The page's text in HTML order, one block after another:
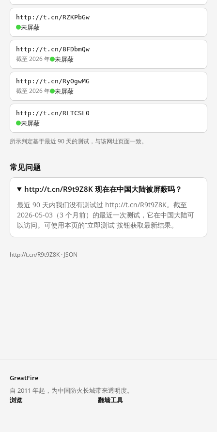
http://t.cn/RZKPbGw
未屏蔽
http://t.cn/8FDbmQw
截至 2026 年 未屏蔽
http://t.cn/RyOgwMG
截至 2026 年 未屏蔽
http://t.cn/RLTCSL0
未屏蔽
所示判定基于最近 90 天的测试，与该网址页面一致。
常见问题
http://t.cn/R9t9Z8K 现在在中国大陆被屏蔽吗？
最近 90 天内我们没有测试过 http://t.cn/R9t9Z8K。截至
2026-05-03（3 个月前）的最近一次测试，它在中国大陆可
以访问。可使用本页的“立即测试”按钮获取最新结果。
http://t.cn/R9t9Z8K · JSON
GreatFire
自 2011 年起，为中国防火长城带来透明度。
浏览
翻墙工具